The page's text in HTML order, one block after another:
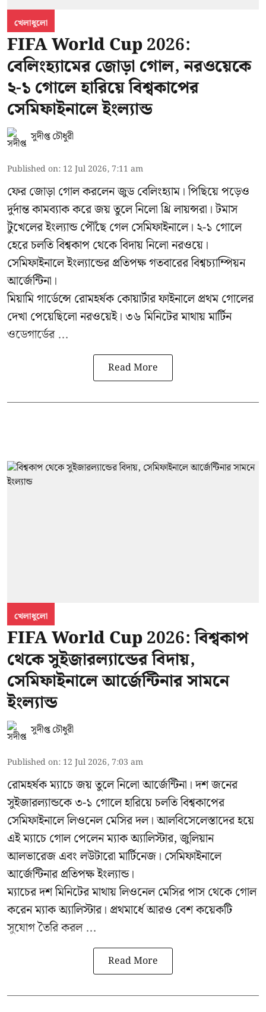
খেলাধুলো
FIFA World Cup 2026:
বেলিংহ্যামের জোড়া গোল, নরওয়েকে
২-১ গোলে হারিয়ে বিশ্বকাপের
সেমিফাইনালে ইংল্যান্ড
সুদীপ্ত চৌধুরী
Published on: 12 Jul 2026, 7:11 am
ফের জোড়া গোল করলেন জুড বেলিংহ্যাম। পিছিয়ে পড়েও
দুর্দান্ত কামব্যাক করে জয় তুলে নিলো থ্রি লায়ন্সরা। টমাস
টুখেলের ইংল্যান্ড পৌঁছে গেল সেমিফাইনালে। ২-১ গোলে
হেরে চলতি বিশ্বকাপ থেকে বিদায় নিলো নরওয়ে।
সেমিফাইনালে ইংল্যান্ডের প্রতিপক্ষ গতবারের বিশ্বচ্যাম্পিয়ন
আর্জেন্টিনা।
মিয়ামি গার্ডেন্সে রোমহর্ষক কোয়ার্টার ফাইনালে প্রথম গোলের
দেখা পেয়েছিলো নরওয়েই। ৩৬ মিনিটের মাথায় মার্টিন
ওডেগার্ডের ...
Read More
খেলাধুলো
FIFA World Cup 2026: বিশ্বকাপ
থেকে সুইজারল্যান্ডের বিদায়,
সেমিফাইনালে আর্জেন্টিনার সামনে
ইংল্যান্ড
সুদীপ্ত চৌধুরী
Published on: 12 Jul 2026, 7:03 am
রোমহর্ষক ম্যাচে জয় তুলে নিলো আর্জেন্টিনা। দশ জনের
সুইজারল্যান্ডকে ৩-১ গোলে হারিয়ে চলতি বিশ্বকাপের
সেমিফাইনালে লিওনেল মেসির দল। আলবিসেলেস্তাদের হয়ে
এই ম্যাচে গোল পেলেন ম্যাক অ্যালিস্টার, জুলিয়ান
আলভারেজ এবং লউটারো মার্টিনেজ। সেমিফাইনালে
আর্জেন্টিনার প্রতিপক্ষ ইংল্যান্ড।
ম্যাচের দশ মিনিটের মাথায় লিওনেল মেসির পাস থেকে গোল
করেন ম্যাক অ্যালিস্টার। প্রথমার্ধে আরও বেশ কয়েকটি
সুযোগ তৈরি করল ...
Read More